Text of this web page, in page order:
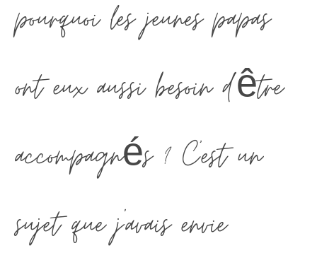
pourquoi les jeunes papas
ont eux aussi besoin d’être
accompagnés ? C’est un
sujet que j’avais envie…